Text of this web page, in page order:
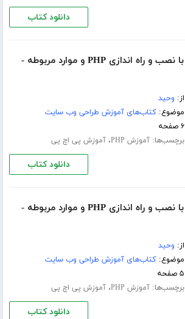
دانلود کتاب
دانلود کتاب آشنایی با نصب و راه اندازی PHP و موارد مربوطه -
از: وحید
موضوع:کتاب‌های آموزش طراحی وب سایت
۶ صفحه
برچسب‌ها:آموزش PHP ،آموزش پی اچ پی
دانلود کتاب
دانلود کتاب آشنایی با نصب و راه اندازی PHP و موارد مربوطه -
از: وحید
موضوع:کتاب‌های آموزش طراحی وب سایت
۵ صفحه
برچسب‌ها:آموزش PHP ،آموزش پی اچ پی
دانلود کتاب